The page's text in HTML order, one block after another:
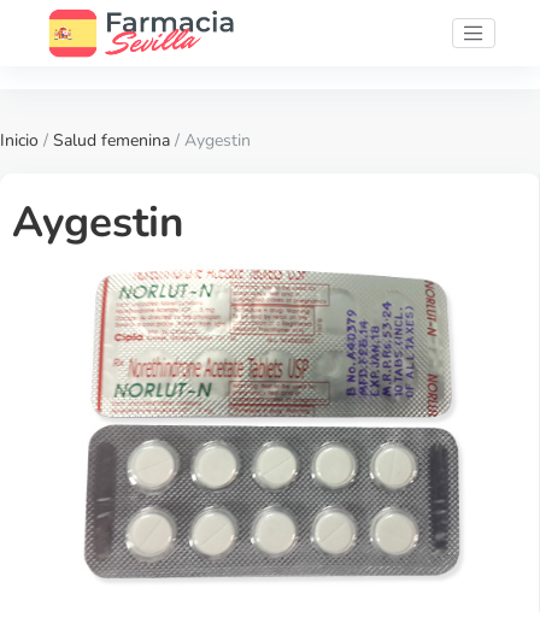
Inicio / Salud femenina / Aygestin
Aygestin